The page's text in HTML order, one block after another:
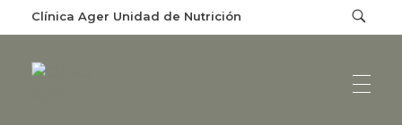
Clínica Ager Unidad de Nutrición